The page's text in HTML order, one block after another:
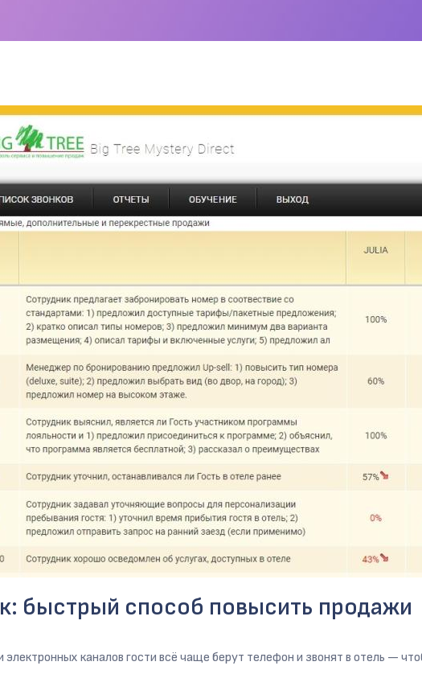
быстрый способ повысить продажи
электронных каналов гости всё чаще берут телефон и звонят в отель —